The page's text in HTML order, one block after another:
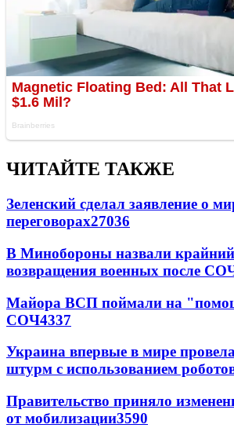
ЧИТАЙТЕ ТАКЖЕ
Зеленский сделал заявление о
переговорах27036
В Минобороны назвали
возвращения военных после
Майора ВСП поймали на
СОЧ4337
Украина впервые в мире
штурм с использованием
Правительство приняло
от мобилизации3590